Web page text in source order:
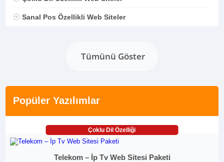
Sanal Pos Özellikli Web Siteler
Tümünü Göster
Popüler Yazılımlar
Çoklu Dil Özelliği
Telekom – İp Tv Web Sitesi Paketi